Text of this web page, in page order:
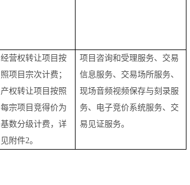
经营权转让项目按
照项目宗次计费；
产权转让项目按照
每宗项目竞得价为
基数分级计费，详
见附件2。
项目咨询和受理服务、交易
信息服务、交易场所服务、
现场音频视频保存与刻录服
务、 电子竞价系统服务、 交
易见证服务。